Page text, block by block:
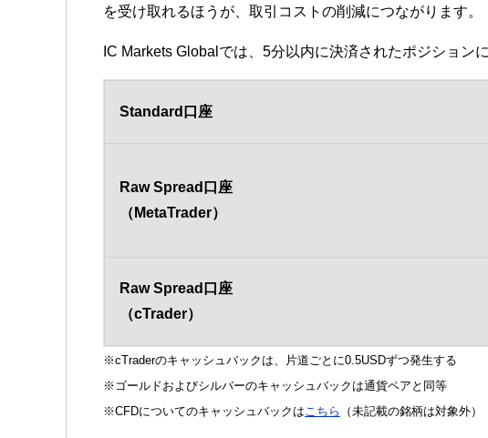
を受け取れるほうが、取引コストの削減につながります。
IC Markets Globalでは、5分以内に決済されたポジション
Standard口座
Raw Spread口座
（MetaTrader）
Raw Spread口座
（cTrader）
※cTraderのキャッシュバックは、片道ごとに0.5USDずつ発生する
※ゴールドおよびシルバーのキャッシュバックは通貨ペアと同等
※CFDについてのキャッシュバックはこちら （未記載の銘柄は対象外）